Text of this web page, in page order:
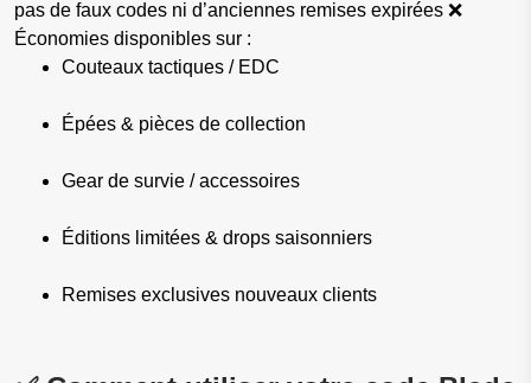
pas de faux codes ni d’anciennes remises expirées ❌
Économies disponibles sur :
Couteaux tactiques / EDC
Épées & pièces de collection
Gear de survie / accessoires
Éditions limitées & drops saisonniers
Remises exclusives nouveaux clients